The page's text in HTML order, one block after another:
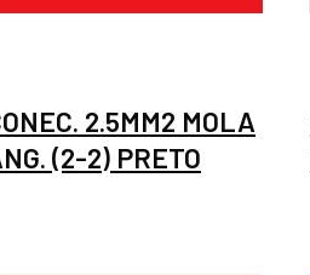
2.5MM2 MOLA
(2-2) PRETO